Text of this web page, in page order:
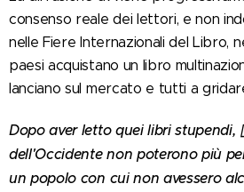
consenso reale dei lettori, e non
nelle Fiere Internazionali del Libro,
paesi acquistano un libro
lanciano sul mercato e tutti a
Dopo aver letto quei libri stupendi,
dell'Occidente non poterono più
un popolo con cui non avessero